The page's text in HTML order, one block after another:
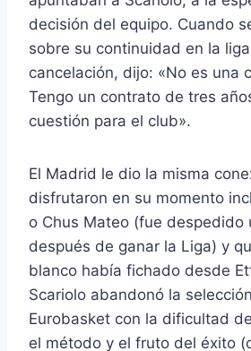
decisión del equipo. Cuando
sobre su continuidad en la
cancelación, dijo: «No es una
Tengo un contrato de tres
cuestión para el club».
El Madrid le dio la misma
disfrutaron en su momento
o Chus Mateo (fue despedido
después de ganar la Liga) y
blanco había fichado desde
Scariolo abandonó la
Eurobasket con la dificultad
el método y el fruto del éxito